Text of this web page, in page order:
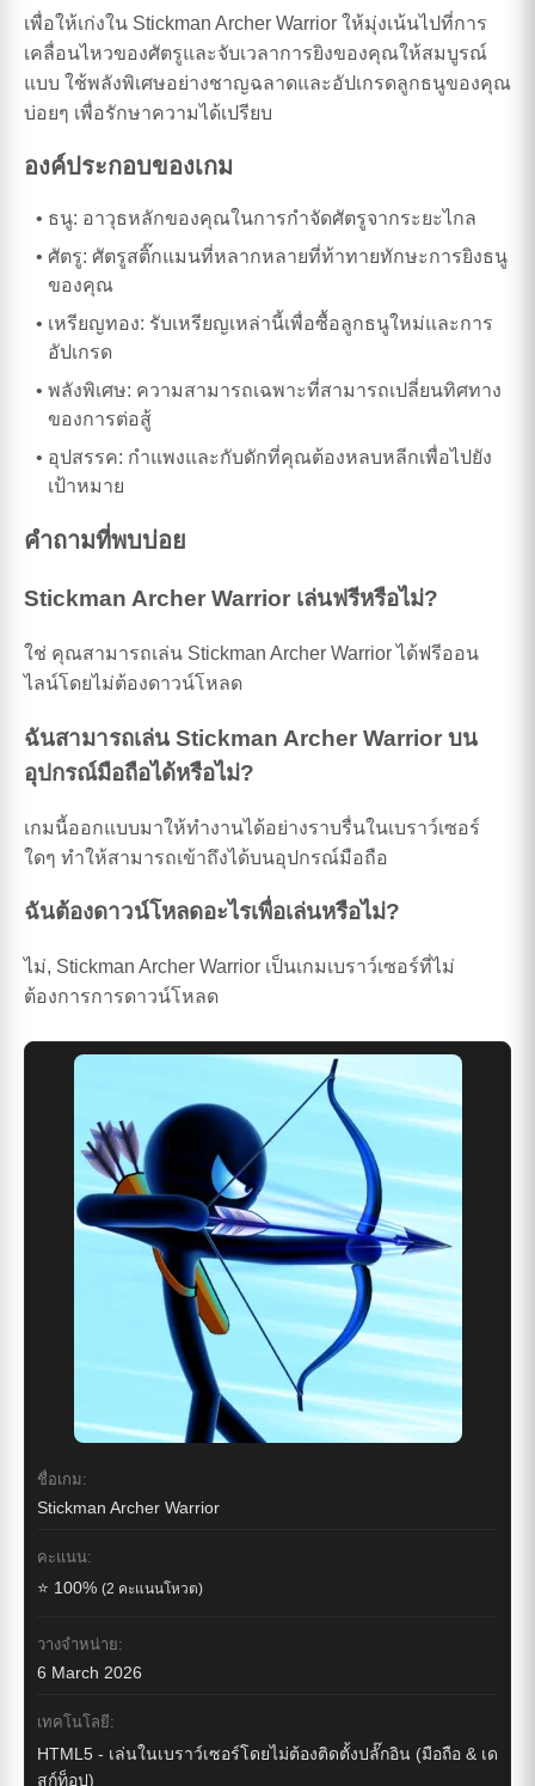
เพื่อให้เก่งใน Stickman Archer Warrior ให้มุ่งเน้นไปที่การ
เคลื่อนไหวของศัตรูและจับเวลาการยิงของคุณให้สมบูรณ์
แบบ ใช้พลังพิเศษอย่างชาญฉลาดและอัปเกรดลูกธนูของคุณ
บ่อยๆ เพื่อรักษาความได้เปรียบ
องค์ประกอบของเกม
ธนู: อาวุธหลักของคุณในการกำจัดศัตรูจากระยะไกล
ศัตรู: ศัตรูสติ๊กแมนที่หลากหลายที่ท้าทายทักษะการยิงธนู
ของคุณ
เหรียญทอง: รับเหรียญเหล่านี้เพื่อซื้อลูกธนูใหม่และการ
อัปเกรด
พลังพิเศษ: ความสามารถเฉพาะที่สามารถเปลี่ยนทิศทาง
ของการต่อสู้
อุปสรรค: กำแพงและกับดักที่คุณต้องหลบหลีกเพื่อไปยัง
เป้าหมาย
คำถามที่พบบ่อย
Stickman Archer Warrior เล่นฟรีหรือไม่?
ใช่ คุณสามารถเล่น Stickman Archer Warrior ได้ฟรีออน
ไลน์โดยไม่ต้องดาวน์โหลด
ฉันสามารถเล่น Stickman Archer Warrior บน
อุปกรณ์มือถือได้หรือไม่?
เกมนี้ออกแบบมาให้ทำงานได้อย่างราบรื่นในเบราว์เซอร์
ใดๆ ทำให้สามารถเข้าถึงได้บนอุปกรณ์มือถือ
ฉันต้องดาวน์โหลดอะไรเพื่อเล่นหรือไม่?
ไม่, Stickman Archer Warrior เป็นเกมเบราว์เซอร์ที่ไม่
ต้องการการดาวน์โหลด
ชื่อเกม:
Stickman Archer Warrior
คะแนน:
⭐ 100% (2 คะแนนโหวต)
วางจำหน่าย:
6 March 2026
เทคโนโลยี:
HTML5 - เล่นในเบราว์เซอร์โดยไม่ต้องติดตั้งปลั๊กอิน (มือถือ & เด
สก์ท็อป)